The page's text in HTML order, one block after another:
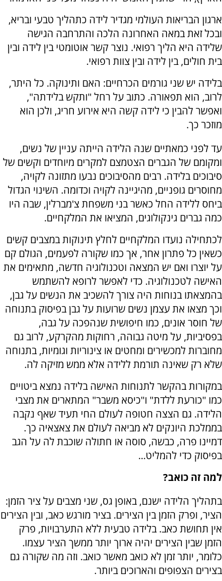
ארגון הבריאות העולמי מגדיר לידה כתהליך טבעי ובריא,
ובכל זאת במאה האחרונה הלכה והתרחבה הגישה
שלידה היא הליך רפואי. נוצר קשר אוטומטי בין לידה ובין
בית חולים, בין לידה ובין צוות רפואי.
בלידה יש שני גורמים הכרחיים: האם ותינוקה. כל היתר,
לרוב, הוא תפאורה. כתוב על רחל "ותקש בלידתה",
ואפשר להבין כי לידה קשה היא אירוע חריג, ולכן הוא
מוזכר כך.
עד לפני כמאתיים שנה הלידה הייתה עניין של נשים,
ומקומם של הגברים הצטמצם למקרים מיוחדים וקשים של
סיבוכים בלידה. רבים מהסיבוכים נבעו מתזונה לקויה,
מחוסרים גופניים, מהיגיינה לקויה וכדומה. השינוי הגדול
ביחס ללידה החל כאשר בני משפחת צ'מברלין, שבה היו
כמה גברים גינקולוגים, המציאו את המלקחיים.
לכתחילה נועדו המלקחיים לחלץ תינוקות במצבים קשים
כשאין כל פתרון אחר, אך כמו שקורה לפעמים, הגולם קם
על יוצרו ואם יש המצאה וטכנולוגיה חדשה, מתאימים את
האישה לטכנולוגיה. כדי לאפשר לרופא להשתמש
בהמצאתו בנוחות היה צורך להשכיב את הנשים על גבן,
וכך מצאו את עצמן נשים שרועות על גבן בפיסוק בתנוחה
של חוסר אונים, כמו חיפושית שנהפכה על גבה,
בפסיביות, על מיטה גבוהה, רחוקות מהקרקע, לרוב גם
מחוברות למכשירים ומחטים או צינוריות וגומיות, בתנוחה
שלא רק שאינה תורמת ללידה אלא ממש מזיקה לה.
במקורות בהקשר לתנוחות האישה בלידה נמצא ביטויים
כמו "כורעת ללדת" ו"כיסא משבר" המתארים את מצבי
הלידה. גם הצצה חטופה לעולם החי תעיד שאף נקבה
בממלכת היונקים לא מביאה לעולם את צאצאיה כך.
דמיינו פרה, כבשה, סוסה או חתולה שוכבת לה על הגב
בפיסוק כדי להמליט...
למה זה כואב?
בתהליך הלידה ישנם, באופן גס, שני מצבים על ציר הזמן:
הציר, ופרק הזמן בין הצירים. בציר מורגש כאב, ובין הצירים
אין תחושת כאב. בלידה טבעית ללא התערבויות, פרק
הזמן שבין הצירים יהיה ארוך יותר ממשך הציר עצמו.
כלומר, יותר זמן לא כואב מאשר כואב. וזה מה שקורה גם
בצירים הצפופים והארוכים ביותר.